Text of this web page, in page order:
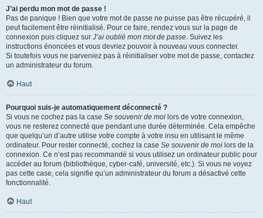
J’ai perdu mon mot de passe !
Pas de panique ! Bien que votre mot de passe ne puisse pas être récupéré, il
peut facilement être réinitialisé. Pour ce faire, rendez vous sur la page de
connexion puis cliquez sur J’ai oublié mon mot de passe. Suivez les
instructions énoncées et vous devriez pouvoir à nouveau vous connecter.
Si toutefois vous ne parveniez pas à réinitialiser votre mot de passe, contactez
un administrateur du forum.
Haut
Pourquoi suis-je automatiquement déconnecté ?
Si vous ne cochez pas la case Se souvenir de moi lors de votre connexion,
vous ne resterez connecté que pendant une durée déterminée. Cela empêche
que quelqu’un d’autre utilise votre compte à votre insu en utilisant le même
ordinateur. Pour rester connecté, cochez la case Se souvenir de moi lors de la
connexion. Ce n’est pas recommandé si vous utilisez un ordinateur public pour
accéder au forum (bibliothèque, cyber-café, université, etc.). Si vous ne voyez
pas cette case, cela signifie qu’un administrateur du forum a désactivé cette
fonctionnalité.
Haut